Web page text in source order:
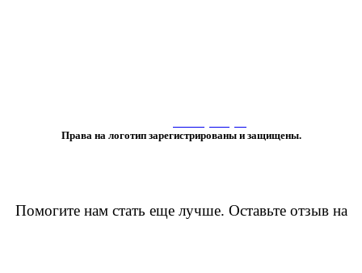
Права на логотип зарегистрированы и защищены.
Помогите нам стать еще лучше. Оставьте отзыв на